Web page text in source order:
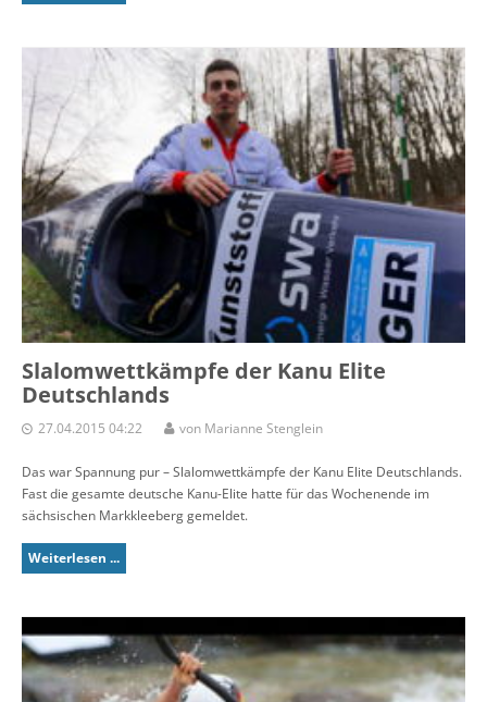
Slalomwettkämpfe der Kanu Elite
Deutschlands
27.04.2015 04:22 von Marianne Stenglein
Das war Spannung pur – Slalomwettkämpfe der Kanu Elite Deutschlands.
Fast die gesamte deutsche Kanu-Elite hatte für das Wochenende im
sächsischen Markkleeberg gemeldet.
Weiterlesen ...